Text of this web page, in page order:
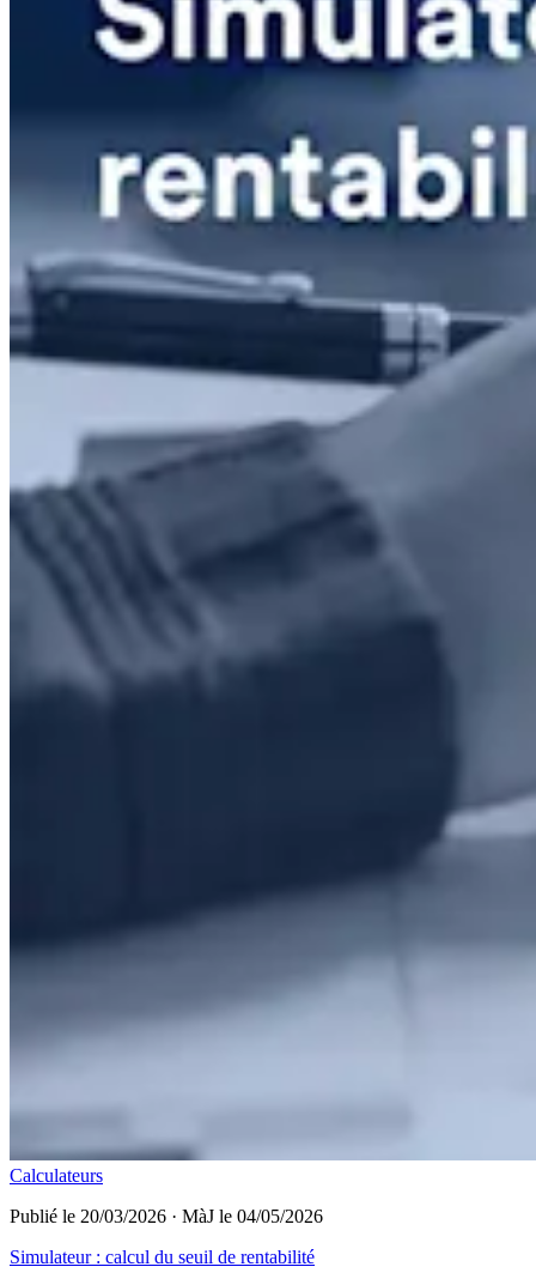
Calculateurs
Publié le 20/03/2026 · MàJ le 04/05/2026
Simulateur : calcul du seuil de rentabilité